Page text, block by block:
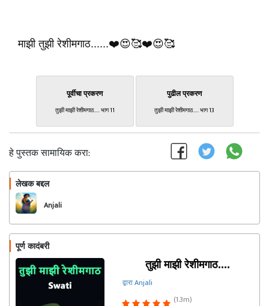
माझी तुझी रेशीमगाठ......❤️😍🥰❤️😍🥰
पूर्वीचा प्रकरण
तुझी माझी रेशीमगाठ..... भाग 11
पुढील प्रकरण
तुझी माझी रेशीमगाठ..... भाग 13
हे पुस्तक सामायिक करा:
लेखक बद्दल
Anjali
पूर्ण कादंबरी
तुझी माझी रेशीमगाठ....
द्वारा Anjali
(1.3m)